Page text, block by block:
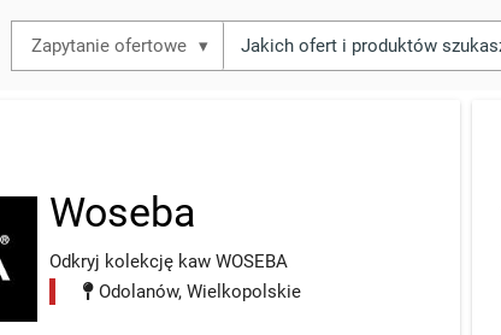
▾
Woseba
Odkryj kolekcję kaw WOSEBA
Odolanów, Wielkopolskie